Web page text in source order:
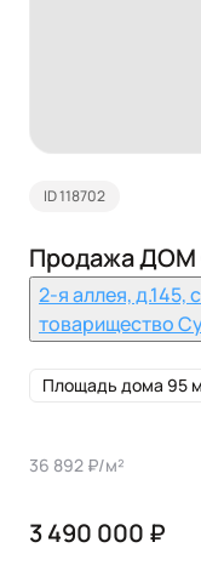
ID 118702
Продажа
2-я аллея,
товарищество
Площадь дома 95
36 892 ₽/м²
3 490 000 ₽